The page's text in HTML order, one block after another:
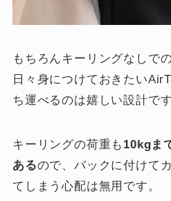
もちろんキーリングなしで
日々身につけておきたい
ち運べるのは嬉しい設計です
キーリングの荷重も 10kgま
あるので、バックに付けて
てしまう心配は無用です。